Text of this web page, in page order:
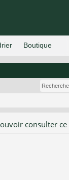
consulter